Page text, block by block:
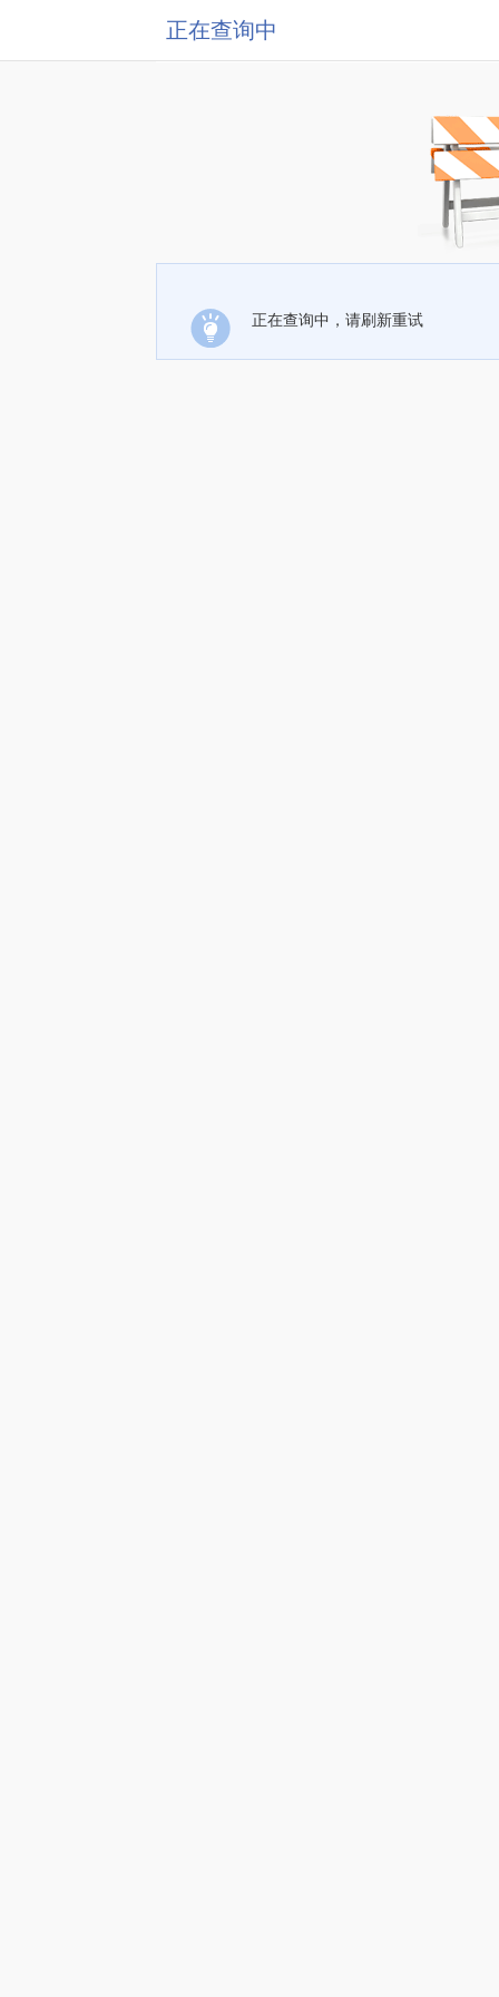
正在查询中
正在查询中，请刷新重试